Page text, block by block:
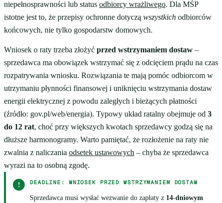
niepełnosprawności lub status odbiorcy wrażliwego. Dla MŚP
istotne jest to, że przepisy ochronne dotyczą wszystkich odbiorców
końcowych, nie tylko gospodarstw domowych.
Wniosek o raty trzeba złożyć przed wstrzymaniem dostaw –
sprzedawca ma obowiązek wstrzymać się z odcięciem prądu na czas
rozpatrywania wniosku. Rozwiązania te mają pomóc odbiorcom w
utrzymaniu płynności finansowej i uniknięciu wstrzymania dostaw
energii elektrycznej z powodu zaległych i bieżących płatności
(źródło: gov.pl/web/energia). Typowy układ ratalny obejmuje od 3
do 12 rat, choć przy większych kwotach sprzedawcy godzą się na
dłuższe harmonogramy. Warto pamiętać, że rozłożenie na raty nie
zwalnia z naliczania odsetek ustawowych – chyba że sprzedawca
wyrazi na to osobną zgodę.
! DEADLINE: WNIOSEK PRZED WSTRZYMANIEM DOSTAW
Sprzedawca musi wysłać wezwanie do zapłaty z 14-dniowym